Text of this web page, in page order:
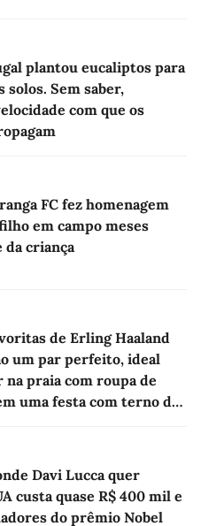
plantou eucaliptos para
solos. Sem saber,
com que os
FC fez homenagem
em campo meses
da criança
de Erling Haaland
um par perfeito, ideal
na praia com roupa de
uma festa com terno de
Davi Lucca quer
custa quase R$ 400 mil e
do prêmio Nobel